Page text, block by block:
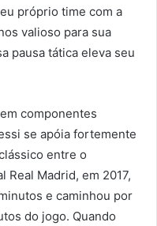
próprio time com a
valioso para sua
pausa tática eleva seu
componentes
se apóia fortemente
entre o
Real Madrid, em 2017,
e caminhou por
do jogo. Quando